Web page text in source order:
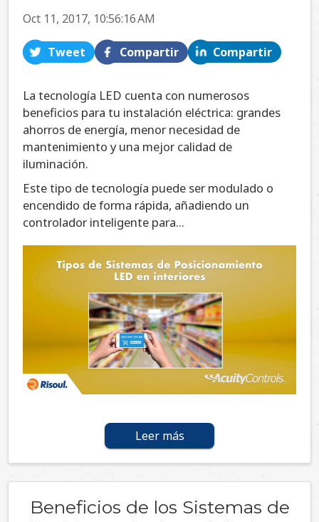
Oct 11, 2017, 10:56:16 AM
Tweet Compartir Compartir
La tecnología LED cuenta con numerosos
beneficios para tu instalación eléctrica: grandes
ahorros de energía, menor necesidad de
mantenimiento y una mejor calidad de
iluminación.
Este tipo de tecnología puede ser modulado o
encendido de forma rápida, añadiendo un
controlador inteligente para...
Leer más
Beneficios de los Sistemas de